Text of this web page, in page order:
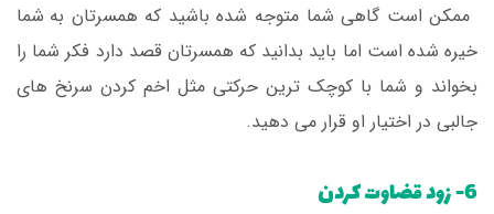
ممکن است گاهی شما متوجه شده باشید که همسرتان به شما
خیره شده است اما باید بدانید که همسرتان قصد دارد فکر شما را
بخواند و شما با کوچک ترین حرکتی مثل اخم کردن سرنخ های
جالبی در اختیار او قرار می دهید.
6- زود قضاوت کردن